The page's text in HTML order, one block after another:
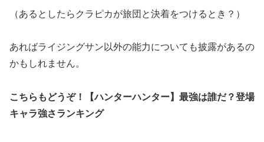
（あるとしたらクラピカが旅団と決着をつけるとき？）
あればライジングサン以外の能力についても披露があるの
かもしれません。
こちらもどうぞ！【ハンターハンター】最強は誰だ？登場
キャラ強さランキング